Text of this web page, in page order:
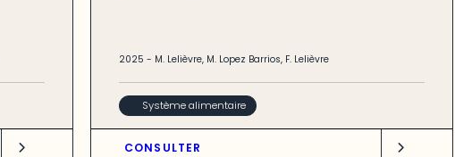
2025 - M. Lelièvre, M. Lopez Barrios, F. Lelièvre
Système alimentaire
CONSULTER